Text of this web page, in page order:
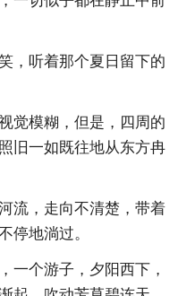
，听着那个夏日留下的
觉模糊，但是，四周的
旧一如既往地从东方冉
流，走向不清楚，带着
停地淌过。
一个游子，夕阳西下，